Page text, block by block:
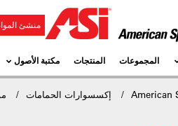
منشئ
المجموعات المنتجات مكتبة الأصول
إكسسوارات الحمامات